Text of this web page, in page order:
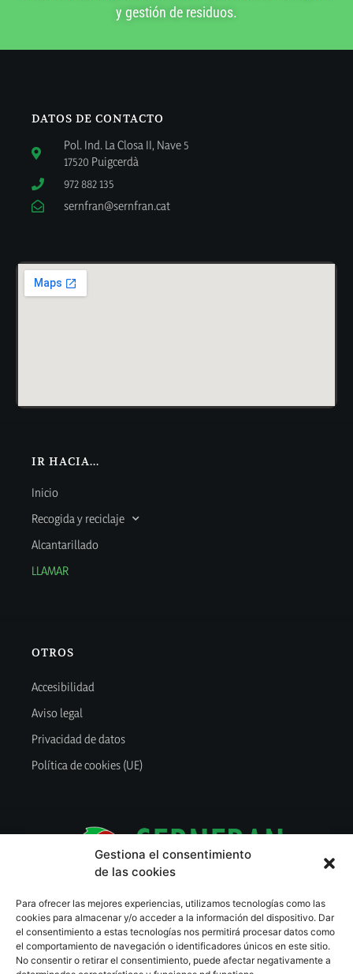
Gestiona el consentimiento
de las cookies
Para ofrecer las mejores experiencias, utilizamos tecnologías como las
cookies para almacenar y/o acceder a la información del dispositivo. Dar
el consentimiento a estas tecnologías nos permitirá procesar datos como
el comportamiento de navegación o identificadores únicos en este sitio.
No consentir o retirar el consentimiento, puede afectar negativamente a
y gestión de residuos.
DATOS DE CONTACTO
Pol. Ind. La Closa II, Nave 5
17520 Puigcerdà
972 882 135
sernfran@sernfran.cat
IR HACIA...
Inicio
Recogida y reciclaje
Alcantarillado
LLAMAR
OTROS
Accesibilidad
Aviso legal
Privacidad de datos
Política de cookies (UE)
© 2022Sernfran Cerdanya, S.L. | Web diseñada e implementada por
Informaber Web Pro(Inforber Serveis TIC, S.L.),